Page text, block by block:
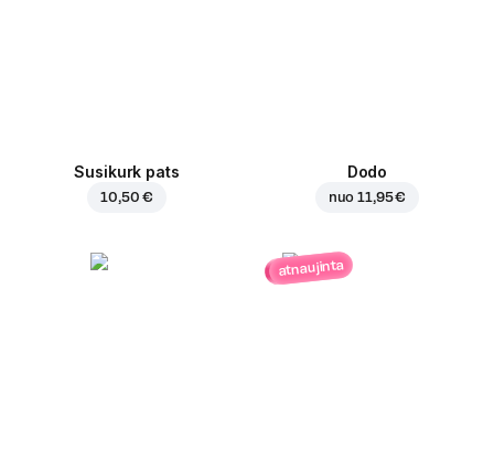
Susikurk pats
10,50 €
Dodo
nuo11,95 €
atnaujinta